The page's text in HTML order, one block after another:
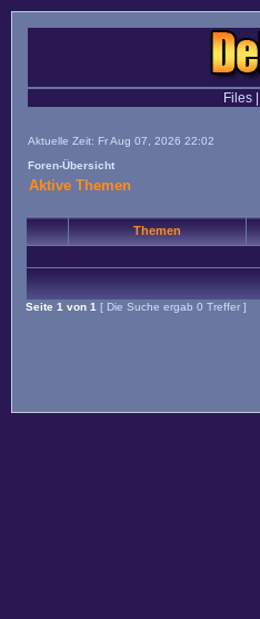
Files|
Aktuelle Zeit: Fr Aug 07, 2026 22:02
Foren-Übersicht
Aktive Themen
Themen
Seite 1 von 1 [ Die Suche ergab 0 Treffer ]